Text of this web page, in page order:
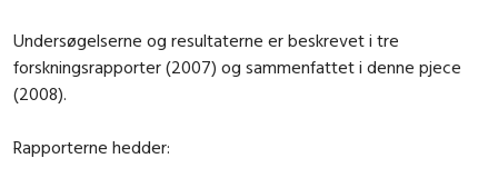
Undersøgelserne og resultaterne er beskrevet i tre
forskningsrapporter (2007) og sammenfattet i denne pjece
(2008).
Rapporterne hedder: